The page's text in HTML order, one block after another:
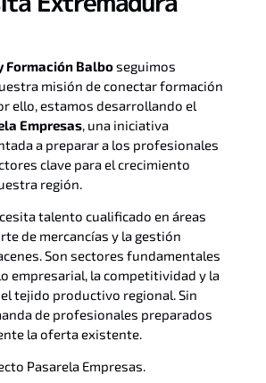
Formación Balboseguimos
misión de conectar formación
ello, estamos desarrollando el
Empresas , una iniciativa
a preparar a los profesionales
clave para el crecimiento
región.
talento cualificado en áreas
de mercancías y la gestión
Son sectores fundamentales
empresarial, la competitividad y la
tejido productivo regional. Sin
de profesionales preparados
la oferta existente.
Pasarela Empresas.